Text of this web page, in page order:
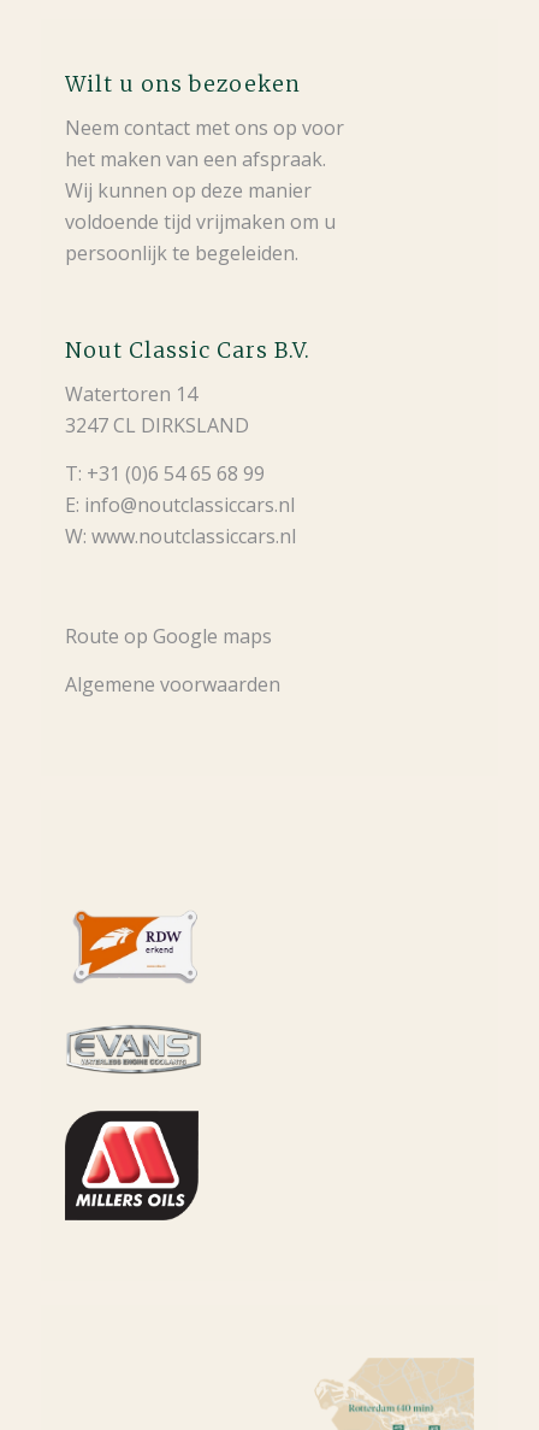
Wilt u ons bezoeken
Neem contact met ons op voor
het maken van een afspraak.
Wij kunnen op deze manier
voldoende tijd vrijmaken om u
persoonlijk te begeleiden.
Nout Classic Cars B.V.
Watertoren 14
3247 CL DIRKSLAND
T: +31 (0)6 54 65 68 99
E: info@noutclassiccars.nl
W: www.noutclassiccars.nl
Route op Google maps
Algemene voorwaarden